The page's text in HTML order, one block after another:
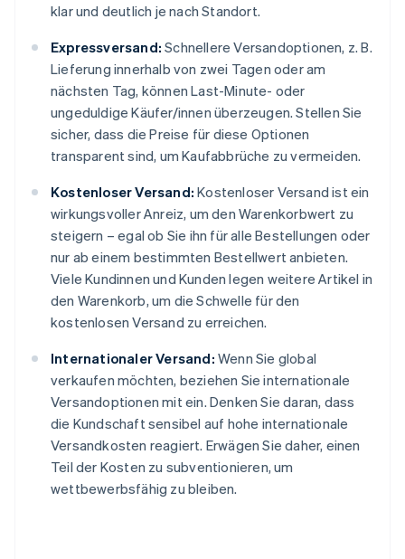
klar und deutlich je nach Standort.
Expressversand: Schnellere Versandoptionen, z. B.
Lieferung innerhalb von zwei Tagen oder am
nächsten Tag, können Last-Minute- oder
ungeduldige Käufer/innen überzeugen. Stellen Sie
sicher, dass die Preise für diese Optionen
transparent sind, um Kaufabbrüche zu vermeiden.
Kostenloser Versand: Kostenloser Versand ist ein
wirkungsvoller Anreiz, um den Warenkorbwert zu
steigern – egal ob Sie ihn für alle Bestellungen oder
nur ab einem bestimmten Bestellwert anbieten.
Viele Kundinnen und Kunden legen weitere Artikel in
den Warenkorb, um die Schwelle für den
kostenlosen Versand zu erreichen.
Internationaler Versand: Wenn Sie global
verkaufen möchten, beziehen Sie internationale
Versandoptionen mit ein. Denken Sie daran, dass
die Kundschaft sensibel auf hohe internationale
Versandkosten reagiert. Erwägen Sie daher, einen
Teil der Kosten zu subventionieren, um
wettbewerbsfähig zu bleiben.